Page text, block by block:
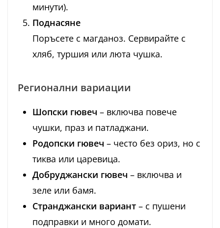
минути).
Поднасяне
Поръсете с магданоз. Сервирайте с
хляб, туршия или люта чушка.
Регионални вариации
Шопски гювеч – включва повече
чушки, праз и патладжани.
Родопски гювеч – често без ориз, но с
тиква или царевица.
Добруджански гювеч – включва и
зеле или бамя.
Странджански вариант – с пушени
подправки и много домати.